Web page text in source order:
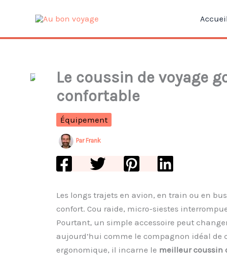
Accueil
Le coussin de voyage
confortable
Équipement
Par Frank
Les longs trajets en avion, en train ou en
confort. Cou raide, micro-siestes
Pourtant, un simple accessoire peut
aujourd’hui comme le compagnon idéal de
ergonomique, il incarne le meilleur coussin